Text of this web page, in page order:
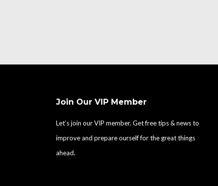
Join Our VIP Member
Let’s join our VIP member. Get free tips & news to
improve and prepare ourself for the great things
ahead.